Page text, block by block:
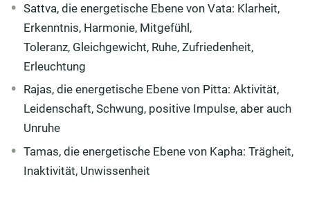
Sattva, die energetische Ebene vonVata: Klarheit,
Erkenntnis, Harmonie, Mitgefühl,
Toleranz, Gleichgewicht, Ruhe, Zufriedenheit,
Erleuchtung
Rajas, die energetische Ebene von Pitta: Aktivität,
Leidenschaft, Schwung, positive Impulse, aber auch
Unruhe
Tamas, die energetische Ebene von Kapha: Trägheit,
Inaktivität, Unwissenheit